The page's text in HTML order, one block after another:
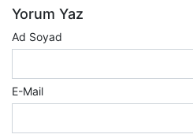
Yorum Yaz
Ad Soyad
E-Mail